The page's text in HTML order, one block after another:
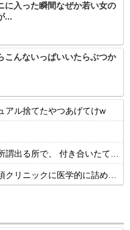
に入った瞬間なぜか若い女の
...
こんないっぱいいたらぶつか
アル捨てたやつあげてけw
かったから、 部屋に連れて行かないように努めていたが・・・【再】
られてガチ切れwwwwwwwwwwwwwwwwwww